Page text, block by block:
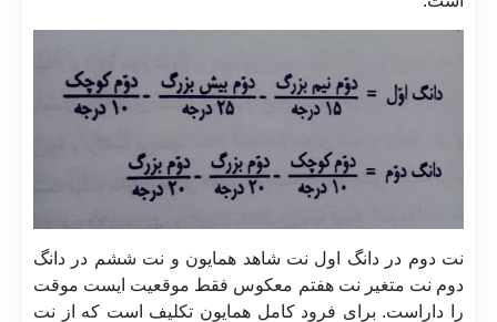
نت دوم در دانگ اول نت شاهد همایون و نت ششم در دانگ
دوم نت متغیر نت هفتم معکوس فقط موقعیت ایست موقت
را داراست. برای فرود کامل همایون تکلیف است که از نت